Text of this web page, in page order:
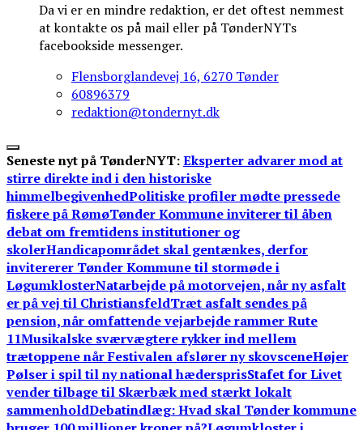
Da vi er en mindre redaktion, er det oftest nemmest
at kontakte os på mail eller på TønderNYTs
facebookside messenger.
Flensborglandevej 16, 6270 Tønder
60896379
redaktion@tondernyt.dk
Seneste nyt på TønderNYT:Eksperter advarer mod at
stirre direkte ind i den historiske
himmelbegivenhedPolitiske profiler mødte pressede
fiskere på RømøTønder Kommune inviterer til åben
debat om fremtidens institutioner og
skolerHandicapområdet skal gentænkes, derfor
invitererer Tønder Kommune til stormøde i
LøgumklosterNatarbejde på motorvejen, når ny asfalt
er på vej til ChristiansfeldTræt asfalt sendes på
pension, når omfattende vejarbejde rammer Rute
11Musikalske sværvægtere rykker ind mellem
trætoppene når Festivalen afslører ny skovsceneHøjer
Pølser i spil til ny national hædersprisStafet for Livet
vender tilbage til Skærbæk med stærkt lokalt
sammenholdDebatindlæg: Hvad skal Tønder kommune